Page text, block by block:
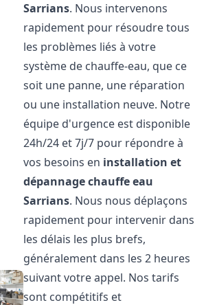
Sarrians. Nous intervenons
rapidement pour résoudre tous
les problèmes liés à votre
système de chauffe-eau, que ce
soit une panne, une réparation
ou une installation neuve. Notre
équipe d'urgence est disponible
24h/24 et 7j/7 pour répondre à
vos besoins en installation et
dépannage chauffe eau
Sarrians. Nous nous déplaçons
rapidement pour intervenir dans
les délais les plus brefs,
généralement dans les 2 heures
suivant votre appel. Nos tarifs
sont compétitifs et